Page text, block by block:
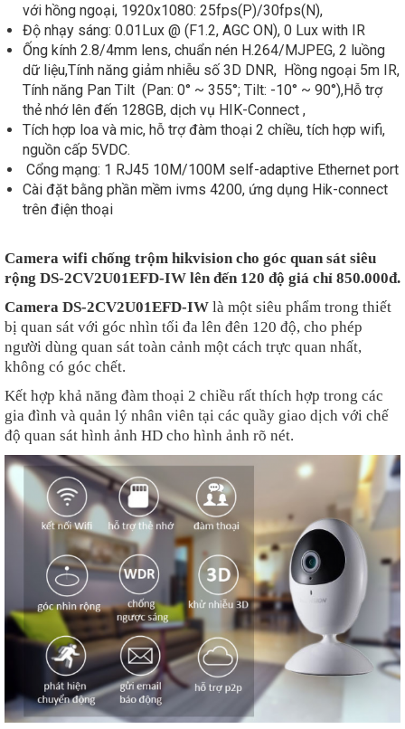
với hồng ngoại, 1920x1080: 25fps(P)/30fps(N),
Độ nhạy sáng: 0.01Lux @ (F1.2, AGC ON), 0 Lux with IR
Ống kính 2.8/4mm lens, chuẩn nén H.264/MJPEG, 2 luồng
dữ liệu,Tính năng giảm nhiễu số 3D DNR, Hồng ngoại 5m IR,
Tính năng Pan Tilt (Pan: 0° ~ 355°; Tilt: -10° ~ 90°),Hỗ trợ
thẻ nhớ lên đến 128GB, dịch vụ HIK-Connect ,
Tích hợp loa và mic, hỗ trợ đàm thoại 2 chiều, tích hợp wifi,
nguồn cấp 5VDC.
Cổng mạng: 1 RJ45 10M/100M self-adaptive Ethernet port
Cài đặt bằng phần mềm ivms 4200, ứng dụng Hik-connect
trên điện thoại
Camera wifi chống trộm hikvision cho góc quan sát siêu
rộng DS-2CV2U01EFD-IW lên đến 120 độ giá chỉ 850.000đ.
Camera DS-2CV2U01EFD-IW là một siêu phẩm trong thiết
bị quan sát với góc nhìn tối đa lên đên 120 độ, cho phép
người dùng quan sát toàn cảnh một cách trực quan nhất,
không có góc chết.
Kết hợp khả năng đàm thoại 2 chiều rất thích hợp trong các
gia đình và quản lý nhân viên tại các quầy giao dịch với chế
độ quan sát hình ảnh HD cho hình ảnh rõ nét.